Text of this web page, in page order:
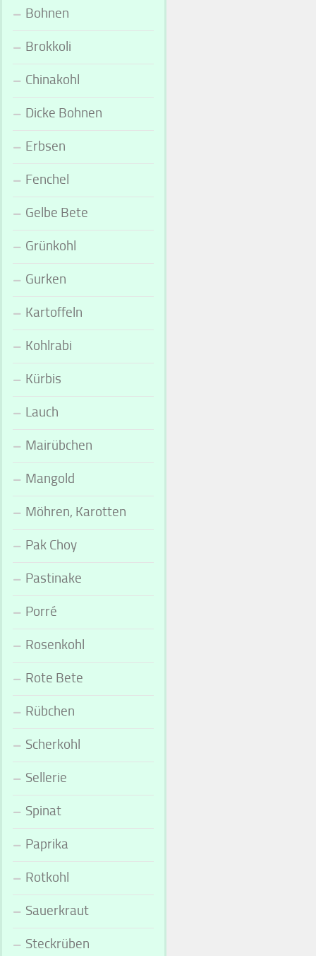
Bohnen
Brokkoli
Chinakohl
Dicke Bohnen
Erbsen
Fenchel
Gelbe Bete
Grünkohl
Gurken
Kartoffeln
Kohlrabi
Kürbis
Lauch
Mairübchen
Mangold
Möhren, Karotten
Pak Choy
Pastinake
Porré
Rosenkohl
Rote Bete
Rübchen
Scherkohl
Sellerie
Spinat
Paprika
Rotkohl
Sauerkraut
Steckrüben